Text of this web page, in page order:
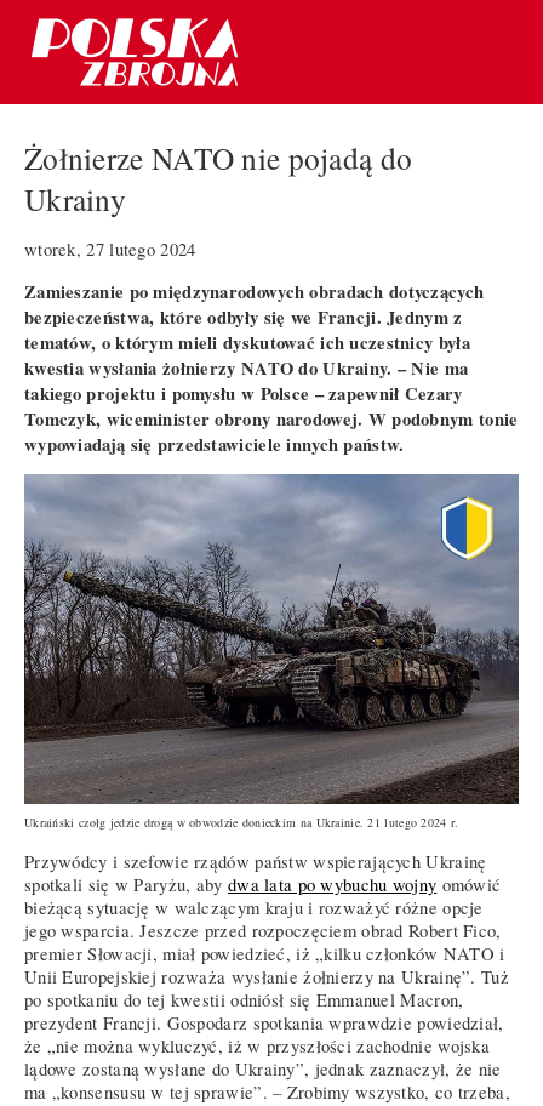
Żołnierze NATO nie pojadą do
Ukrainy
wtorek, 27 lutego 2024
Zamieszanie po międzynarodowych obradach dotyczących
bezpieczeństwa, które odbyły się we Francji. Jednym z
tematów, o którym mieli dyskutować ich uczestnicy była
kwestia wysłania żołnierzy NATO do Ukrainy. – Nie ma
takiego projektu i pomysłu w Polsce – zapewnił Cezary
Tomczyk, wiceminister obrony narodowej. W podobnym tonie
wypowiadają się przedstawiciele innych państw.
Ukraiński czołg jedzie drogą w obwodzie donieckim na Ukrainie. 21 lutego 2024 r.
Przywódcy i szefowie rządów państw wspierających Ukrainę
spotkali się w Paryżu, aby dwa lata po wybuchu wojny omówić
bieżącą sytuację w walczącym kraju i rozważyć różne opcje
jego wsparcia. Jeszcze przed rozpoczęciem obrad Robert Fico,
premier Słowacji, miał powiedzieć, iż „kilku członków NATO i
Unii Europejskiej rozważa wysłanie żołnierzy na Ukrainę”. Tuż
po spotkaniu do tej kwestii odniósł się Emmanuel Macron,
prezydent Francji. Gospodarz spotkania wprawdzie powiedział,
że „nie można wykluczyć, iż w przyszłości zachodnie wojska
lądowe zostaną wysłane do Ukrainy”, jednak zaznaczył, że nie
ma „konsensusu w tej sprawie”. – Zrobimy wszystko, co trzeba,